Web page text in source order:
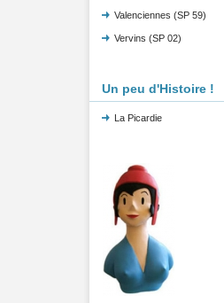
Valenciennes (SP 59)
Vervins (SP 02)
Un peu d'Histoire !
La Picardie